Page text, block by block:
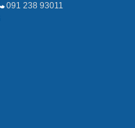
091 238 93011